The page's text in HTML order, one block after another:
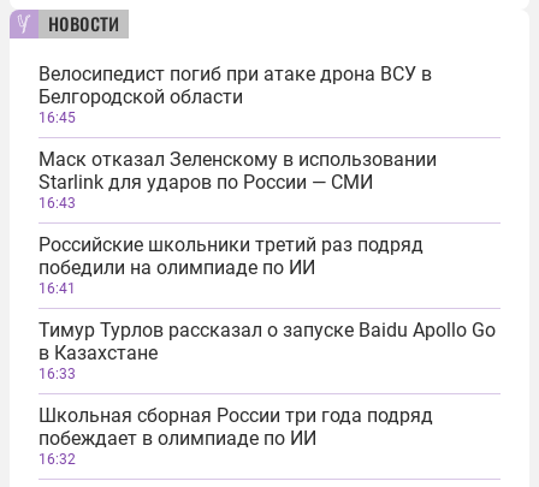
новости
Велосипедист погиб при атаке дрона ВСУ в
Белгородской области
16:45
Маск отказал Зеленскому в использовании
Starlink для ударов по России — СМИ
16:43
Российские школьники третий раз подряд
победили на олимпиаде по ИИ
16:41
Тимур Турлов рассказал о запуске Baidu Apollo Go
в Казахстане
16:33
Школьная сборная России три года подряд
побеждает в олимпиаде по ИИ
16:32